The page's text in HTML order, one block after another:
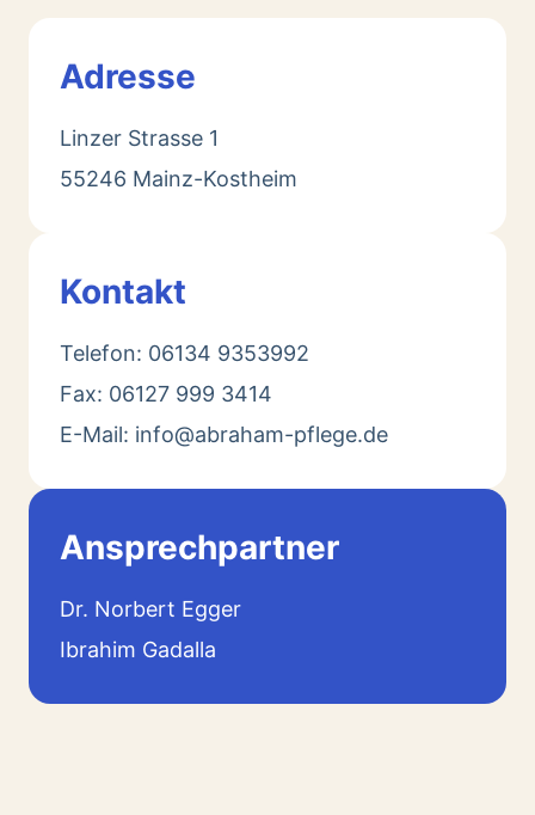
Adresse
Linzer Strasse 1
55246 Mainz-Kostheim
Kontakt
Telefon: 06134 9353992
Fax: 06127 999 3414
E-Mail: info@abraham-pflege.de
Ansprechpartner
Dr. Norbert Egger
Ibrahim Gadalla